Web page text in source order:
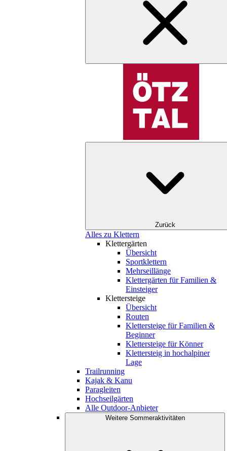
Zurück
Alles zu Klettern
Klettergärten
Übersicht
Sportklettern
Mehrseillänge
Klettergärten für Familien &
Einsteiger
Klettersteige
Übersicht
Routen
Klettersteige für Familien &
Beginner
Klettersteige für Könner
Klettersteig in hochalpiner
Lage
Trailrunning
Kajak & Kanu
Paragleiten
Hochseilgärten
Alle Outdoor-Anbieter
Weitere Sommeraktivitäten